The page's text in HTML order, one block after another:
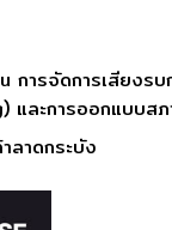
การจัดการเสียง
ะการออกแบบส
ลาดกระบัง